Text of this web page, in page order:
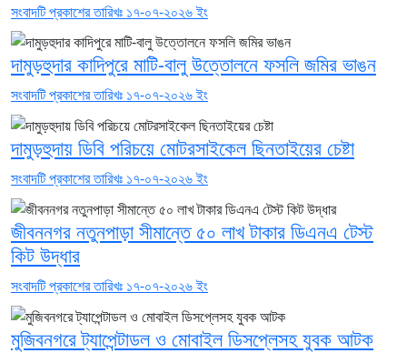
সংবাদটি প্রকাশের তারিখঃ ১৭-০৭-২০২৬ ইং
দামুড়হুদার কাদিপুরে মাটি-বালু উত্তোলনে ফসলি জমির ভাঙন
সংবাদটি প্রকাশের তারিখঃ ১৭-০৭-২০২৬ ইং
দামুড়হুদায় ডিবি পরিচয়ে মোটরসাইকেল ছিনতাইয়ের চেষ্টা
সংবাদটি প্রকাশের তারিখঃ ১৭-০৭-২০২৬ ইং
জীবননগর নতুনপাড়া সীমান্তে ৫০ লাখ টাকার ডিএনএ টেস্ট
কিট উদ্ধার
সংবাদটি প্রকাশের তারিখঃ ১৭-০৭-২০২৬ ইং
মুজিবনগরে ট্যাপেন্টাডল ও মোবাইল ডিসপ্লেসহ যুবক আটক